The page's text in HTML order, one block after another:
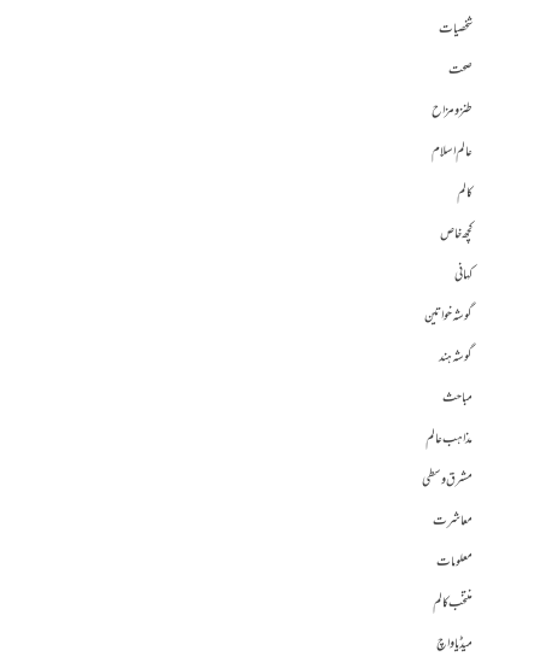
شخصیات
صحت
طنز و مزاح
عالم اسلام
کالم
کچھ خاص
کہانی
گوشہ خواتین
گوشہ ہند
مباحث
مذاہب عالم
مشرق وسطی
معاشرت
معلومات
منتخب کالم
میڈیا واچ